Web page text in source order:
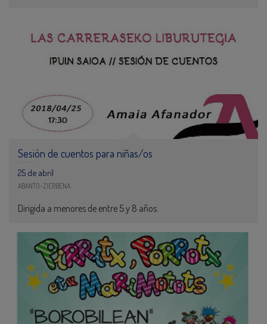
Sesión de cuentos para niñas/os
25 de abril
ABANTO-ZIERBENA
Dirigida a menores de entre 5 y 8 años.